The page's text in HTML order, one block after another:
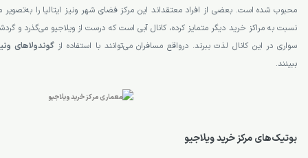
محبوب شده است. بعضی از افراد معتقداند این مرکز فضای شهر ونیز ایتالیا را
نسبت به مراکز خرید دیگر متمایز کرده، کانال آبی است که درست از ویلاجیو می‌گذرد و
سواری در این کانال لذت ببرند. درواقع مسافران می‌توانند با استفاده ازگوندولاهای
ببینند.
بوتیک‌های مرکز خرید ویلاجیو